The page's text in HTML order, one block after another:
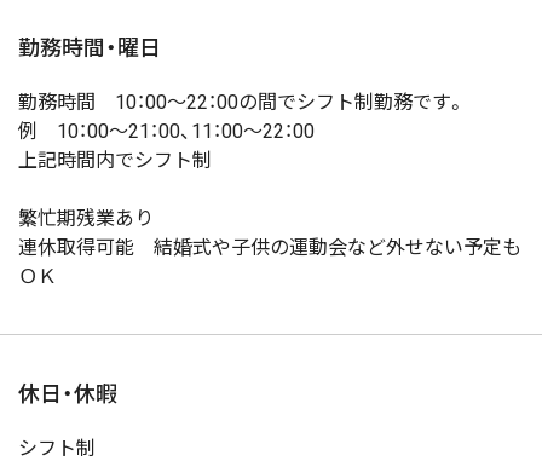
勤務時間・曜日
勤務時間 10：00～22：00の間でシフト制勤務です。
例 10：00～21：00、11：00～22：00
上記時間内でシフト制
繁忙期残業あり
連休取得可能 結婚式や子供の運動会など外せない予定も
ＯＫ
休日・休暇
シフト制